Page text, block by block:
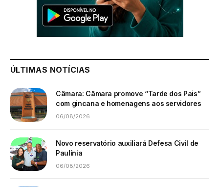
ÚLTIMAS NOTÍCIAS
Câmara: Câmara promove “Tarde dos Pais”
com gincana e homenagens aos servidores
06/08/2026
Novo reservatório auxiliará Defesa Civil de
Paulínia
06/08/2026